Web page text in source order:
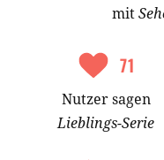
mit
71
Nutzersagen
Lieblings-Serie